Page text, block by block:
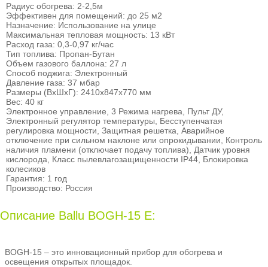
Радиус обогрева: 2-2,5м
Эффективен для помещений: до 25 м2
Назначение: Использование на улице
Максимальная тепловая мощность: 13 кВт
Расход газа: 0,3-0,97 кг/час
Тип топлива: Пропан-Бутан
Объем газового баллона: 27 л
Способ поджига: Электронный
Давление газа: 37 мбар
Размеры (ВхШхГ): 2410х847х770 мм
Вес: 40 кг
Электронное управление, 3 Режима нагрева, Пульт ДУ,
Электронный регулятор температуры, Бесступенчатая
регулировка мощности, Защитная решетка, Аварийное
отключение при сильном наклоне или опрокидывании, Контроль
наличия пламени (отключает подачу топлива), Датчик уровня
кислорода, Класс пылевлагозащищенности IP44, Блокировка
колесиков
Гарантия: 1 год
Производство: Россия
Описание Ballu BOGH-15 E:
BOGH-15 – это инновационный прибор для обогрева и
освещения открытых площадок.